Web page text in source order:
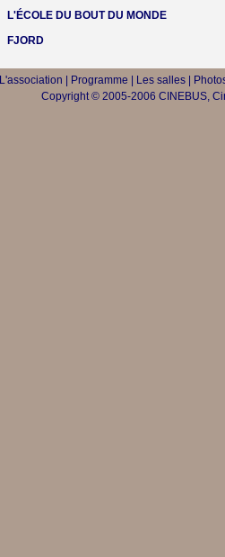
L'ÉCOLE DU BOUT DU MONDE
FJORD
L'association Programme Les salles|
Copyright © 2005-2006 CINEBUS,